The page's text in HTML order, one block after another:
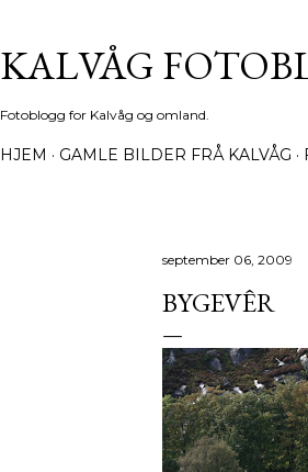
KALVÅG
Fotoblogg for Kalvåg og omland.
HJEM GAMLE BILDER FRÅ KALVÅG
september 06, 2009
BYGEVÊR